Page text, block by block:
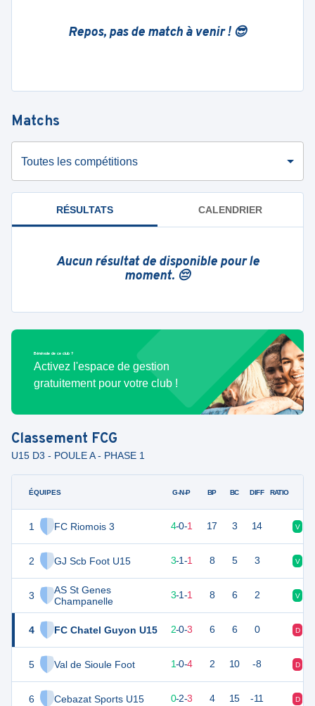
Repos, pas de match à venir ! 😎
Matchs
Toutes les compétitions
RÉSULTATS CALENDRIER
Aucun résultat de disponible pour le
moment. 😔
Bénévole de ce club ?
Activez l'espace de gestion
gratuitement pour votre club !
Classement FCG
U15 D3 - POULE A - PHASE 1
ÉQUIPES
1 FC Riomois 3
2 GJ Scb Foot U15
3
AS St Genes
Champanelle
4 FC Chatel Guyon U15
5 Val de Sioule Foot
6 Cebazat Sports U15
G-N-P BP BC DIFF RATIO
4-0-1 17 3 14 V
10 3-1-1 8 5 3 V
3-1-1 8 6 2 V
6 5 2-0-3 6 6 0 D
3 1-0-4 2 10 -8 D
2 0-2-3 4 15 -11 D